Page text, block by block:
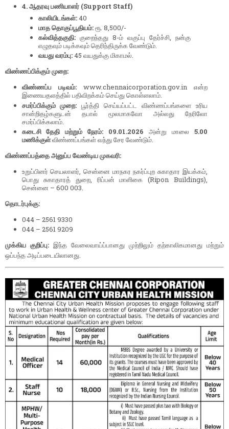
4. ஆதரவு பணியாளர் (Support Staff)
காலியிடங்கள்:40
மாத தொகுப்பூதியம்:ரூ. 8,500/-
கல்வித்தகுதி: குறைந்தது 8-ம் வகுப்பு தேர்ச்சி, நன்கு
எழுதவும் படிக்கவும் தெரிந்திருக்க வேண்டும்.
வயது வரம்பு:45 வயதுக்கு மிகாமல்.
விண்ணப்பிக்கும் முறை:
விண்ணப்ப படிவம்:www.chennaicorporation.gov.in என்ற
இணையதளத்தில் பதிவிறக்கம் செய்து கொள்ளலாம்.
சமர்ப்பிக்கும் முறை: பூர்த்தி செய்யப்பட்ட விண்ணப்பங்களை உரிய
சான்றிதழ்களுடன் தபால் மூலமாகவோ அல்லது நேரிலோ
சமர்ப்பிக்கலாம்.
கடைசி தேதி மற்றும் நேரம்:
09.01.2026 அன்று மாலை 5.00
மணிக்குள்விண்ணப்பங்கள் வந்து சேர வேண்டும்.
விண்ணப்பத்தை அனுப்ப வேண்டிய முகவரி:
உறுப்பினர் செயலாளர், சென்னை மாநகர நகர்ப்புற சுகாதார இயக்கம்,
பொது சுகாதாரத் துறை, ரிப்பன் மாளிகை (Ripon Buildings),
சென்னை – 600 003.
தொடர்புக்கு:
044 – 2561 9330
044 – 2561 9209
முக்கிய குறிப்பு: இந்த வேலைவாய்ப்பானது முற்றிலும் தற்காலிகமானது மற்றும்
ஒப்பந்த அடிப்படையிலானது.